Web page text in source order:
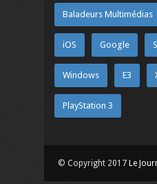
Baladeurs Multimédias
iOS Google
Windows E3
PlayStation 3
© Copyright 2017 Le